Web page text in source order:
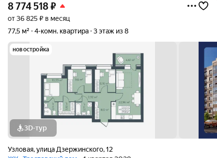
8 774 518₽
от 36 825 ₽ в месяц
77,5 м²
4-комн. квартира 3 этаж из 8
новостройка
3D-тур
Узловая,улица Дзержинского,12